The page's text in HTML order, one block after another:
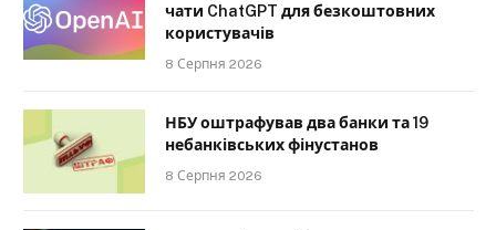
чати ChatGPT для безкоштовних
користувачів
8 Серпня 2026
НБУ оштрафував два банки та 19
небанківських фінустанов
8 Серпня 2026